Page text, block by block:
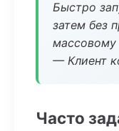
Быстро
затем без
массовому
— Клиент
Часто